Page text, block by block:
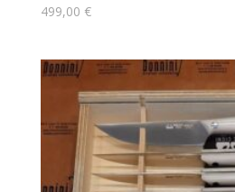
499,00 €